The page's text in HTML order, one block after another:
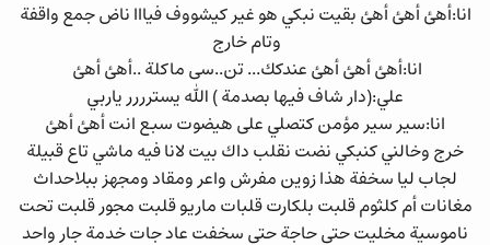
انا:أهئ أهئ أهئ بقيت نبكي هو غير كيشووف فيااا ناض جمع واقفة
وتام خارج
انا:أهئ أهئ أهئ عندكك... تن..سى ماكلة ..أهئ أهئ
علي:(دار شاف فيها بصدمة ) الله يسترررر ياربي
انا:سير سير مؤمن كتصلي على هيضوت سبع انت أهئ أهئ
خرج وخالني كنبكي نضت نقلب داك بيت لانا فيه ماشي تاع قبيلة
لجاب ليا سخفة هذا زوين مفرش واعر ومقاد ومجهز ببلاحداث
مغانات أم كلثوم قلبت بلكارت قلبات ماريو قلبت مجور قلبت تحت
ناموسية مخليت حتى حاجة حتى سخفت عاد جات خدمة جار واحد